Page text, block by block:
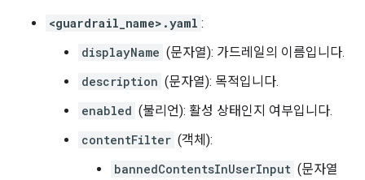
<guardrail_name>.yaml :
displayName (문자열): 가드레일의 이름입니다.
description (문자열): 목적입니다.
enabled (불리언): 활성 상태인지 여부입니다.
contentFilter (객체):
bannedContentsInUserInput (문자열